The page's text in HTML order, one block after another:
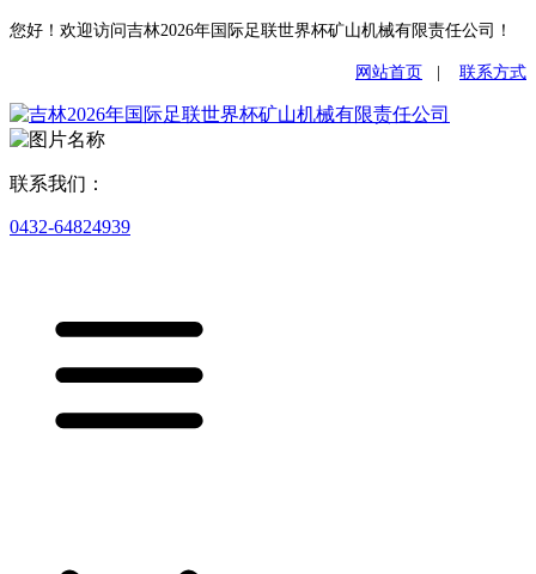
您好！欢迎访问吉林2026年国际足联世界杯矿山机械有限责任公司！
网站首页 联系方式
联系我们：
0432-64824939